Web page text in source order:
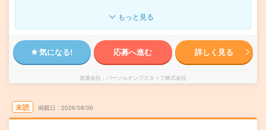
もっと見る
気になる! 応募へ進む 詳しく見る
派遣会社 パーソルテンプスタッフ株式会社
未読 掲載日 2026/08/06